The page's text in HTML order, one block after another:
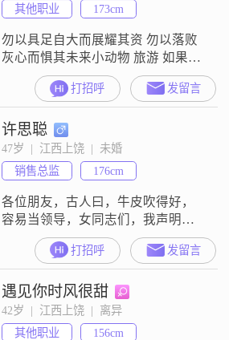
其他职业
173cm
勿以具足自大而展耀其资 勿以落败
灰心而惧其未来小动物 旅游 如果能
有个另一半一起的话 当然最好简单
真实自然就好 这样就够了听音乐 看
电影 玩游戏
打招呼 发留言
许思聪
47岁  |  江西上饶  |  未婚
销售总监
176cm
各位朋友，古人曰，牛皮吹得好，
容易当领导，女同志们，我声明
下，我在找不到女朋友，我就要骂
人了，当然骂人这种低俗的事，我
们可不做，我们男同志找不到女
友，最好的办法就是找根绳子往自
己脖子上一套，树上一挂，凳子一
登，呵呵呵
打招呼 发留言
遇见你时风很甜
42岁  |  江西上饶  |  离异
其他职业
156cm